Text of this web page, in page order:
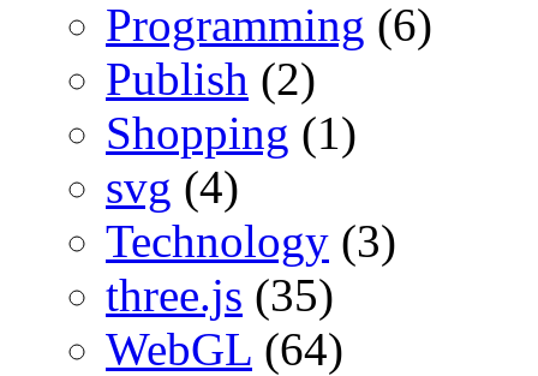
Programming (6)
Publish (2)
Shopping (1)
svg (4)
Technology (3)
three.js (35)
WebGL (64)